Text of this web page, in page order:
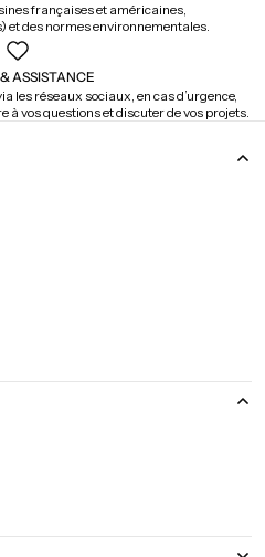
françaises et américaines,
et des normes environnementales.
ASSISTANCE
les réseaux sociaux, en cas d’urgence,
à vos questions et discuter de vos projets.